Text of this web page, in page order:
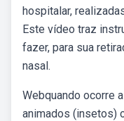
hospitalar,
Este vídeo traz
fazer, para sua
nasal.
Webquando ocorre
animados (insetos)